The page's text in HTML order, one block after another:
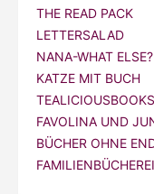
THE READ PACK
LETTERSALAD
NANA-WHAT ELSE?
KATZE MIT BUCH
TEALICIOUSBOOKS
FAVOLINA UND
BÜCHER OHNE
FAMILIENBÜCHEREI